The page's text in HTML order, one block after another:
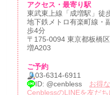
アクセス・最寄り駅
東武東上線「成増駅」徒
地下鉄メトロ有楽町線・
歩4分
〒175-0094 東京都板橋
増A203
ご予約
03-6314-6911
ID: @cenbless お得
CenblessのLINEを友だち